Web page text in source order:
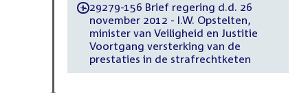
-29279-156 Brief regering d.d. 26
november 2012 - I.W. Opstelten,
minister van Veiligheid en Justitie
Voortgang versterking van de
prestaties in de strafrechtketen